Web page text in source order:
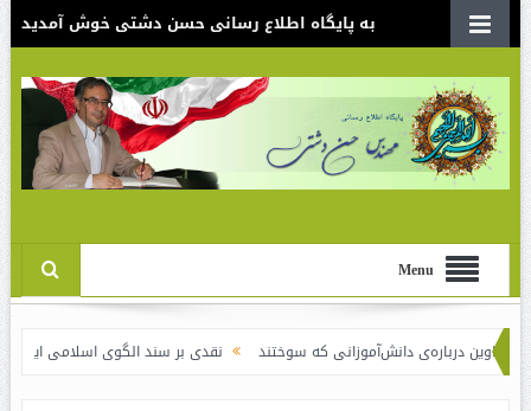
به پایگاه اطلاع رسانی حسن دشتی خوش آمدید
Menu
دانش‌آموزانی که سوختند نقدی بر سند الگوی اسلامی ایرانی پیشرفت / لاف در